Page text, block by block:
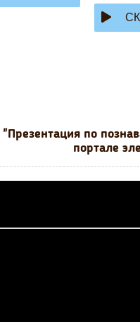
"Презентация по
портале